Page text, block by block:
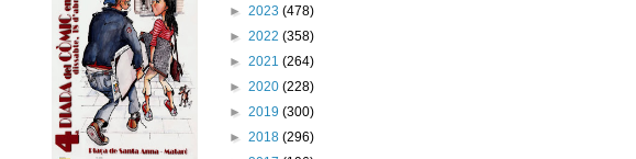
► 2023 (478)
► 2022 (358)
► 2021 (264)
► 2020 (228)
► 2019 (300)
► 2018 (296)